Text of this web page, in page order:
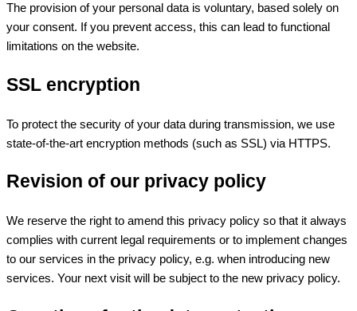
The provision of your personal data is voluntary, based solely on
your consent. If you prevent access, this can lead to functional
limitations on the website.
SSL encryption
To protect the security of your data during transmission, we use
state-of-the-art encryption methods (such as SSL) via HTTPS.
Revision of our privacy policy
We reserve the right to amend this privacy policy so that it always
complies with current legal requirements or to implement changes
to our services in the privacy policy, e.g. when introducing new
services. Your next visit will be subject to the new privacy policy.